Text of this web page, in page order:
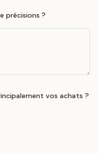
précisions ?
vos achats ?